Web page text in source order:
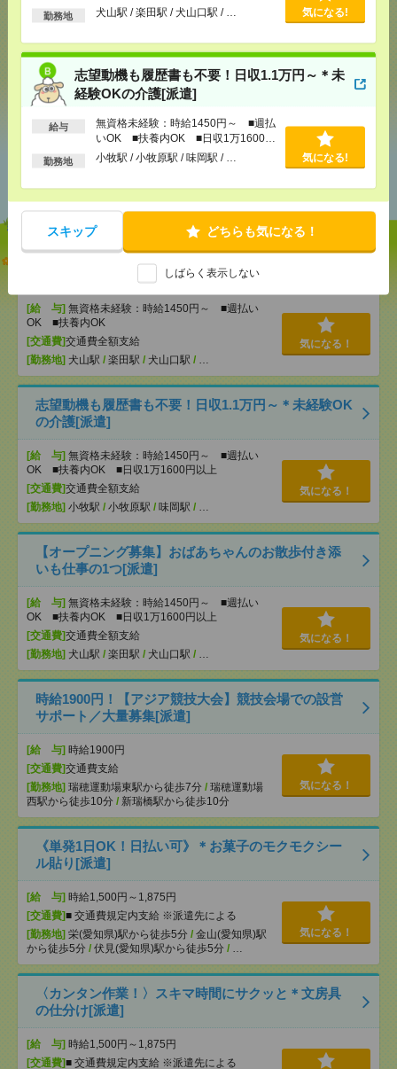
勤務地 犬山駅 / 楽田駅 / 犬山口駅 / … 気になる!
志望動機も履歴書も不要！日収1.1万円～＊未
経験OKの介護[派遣]
給与
無資格未経験：時給1450円～ ■週払
いOK ■扶養内OK ■日収1万1600円
以上
勤務地 小牧駅 / 小牧原駅 / 味岡駅 / … 気になる!
スキップ どちらも気になる！
しばらく表示しない
シェア ツイート
あなたの閲覧履歴からの
≪2か月後スタートもOK≫志望動機も履歴書も必要
ナシ！＊身の回りのお手伝い[派遣]
[給 与] 無資格未経験：時給1450円～ ■週払い
OK ■扶養内OK
[交通費]交通費全額支給
[勤務地] 犬山駅 / 楽田駅 / 犬山口駅 / …
気になる！
志望動機も履歴書も不要！日収1.1万円～＊未経験OK
の介護[派遣]
[給 与] 無資格未経験：時給1450円～ ■週払い
OK ■扶養内OK ■日収1万1600円以上
[交通費]交通費全額支給
[勤務地] 小牧駅 / 小牧原駅 / 味岡駅 / …
気になる！
【オープニング募集】おばあちゃんのお散歩付き添
いも仕事の1つ[派遣]
[給 与] 無資格未経験：時給1450円～ ■週払い
OK ■扶養内OK ■日収1万1600円以上
[交通費]交通費全額支給
[勤務地] 犬山駅 / 楽田駅 / 犬山口駅 / …
気になる！
時給1900円！【アジア競技大会】競技会場での設営
サポート／大量募集[派遣]
[給 与] 時給1900円
[交通費]交通費支給
[勤務地] 瑞穂運動場東駅から徒歩7分 / 瑞穂運動場
西駅から徒歩10分 / 新瑞橋駅から徒歩10分
気になる！
《単発1日OK！日払い可》＊お菓子のモクモクシー
ル貼り[派遣]
[給 与] 時給1,500円～1,875円
[交通費]■ 交通費規定内支給 ※派遣先による
[勤務地] 栄(愛知県)駅から徒歩5分 / 金山(愛知県)駅
から徒歩5分 / 伏見(愛知県)駅から徒歩5分 / …
気になる！
〈カンタン作業！〉スキマ時間にサクッと＊文房具
の仕分け[派遣]
[給 与] 時給1,500円～1,875円
[交通費]■ 交通費規定内支給 ※派遣先による